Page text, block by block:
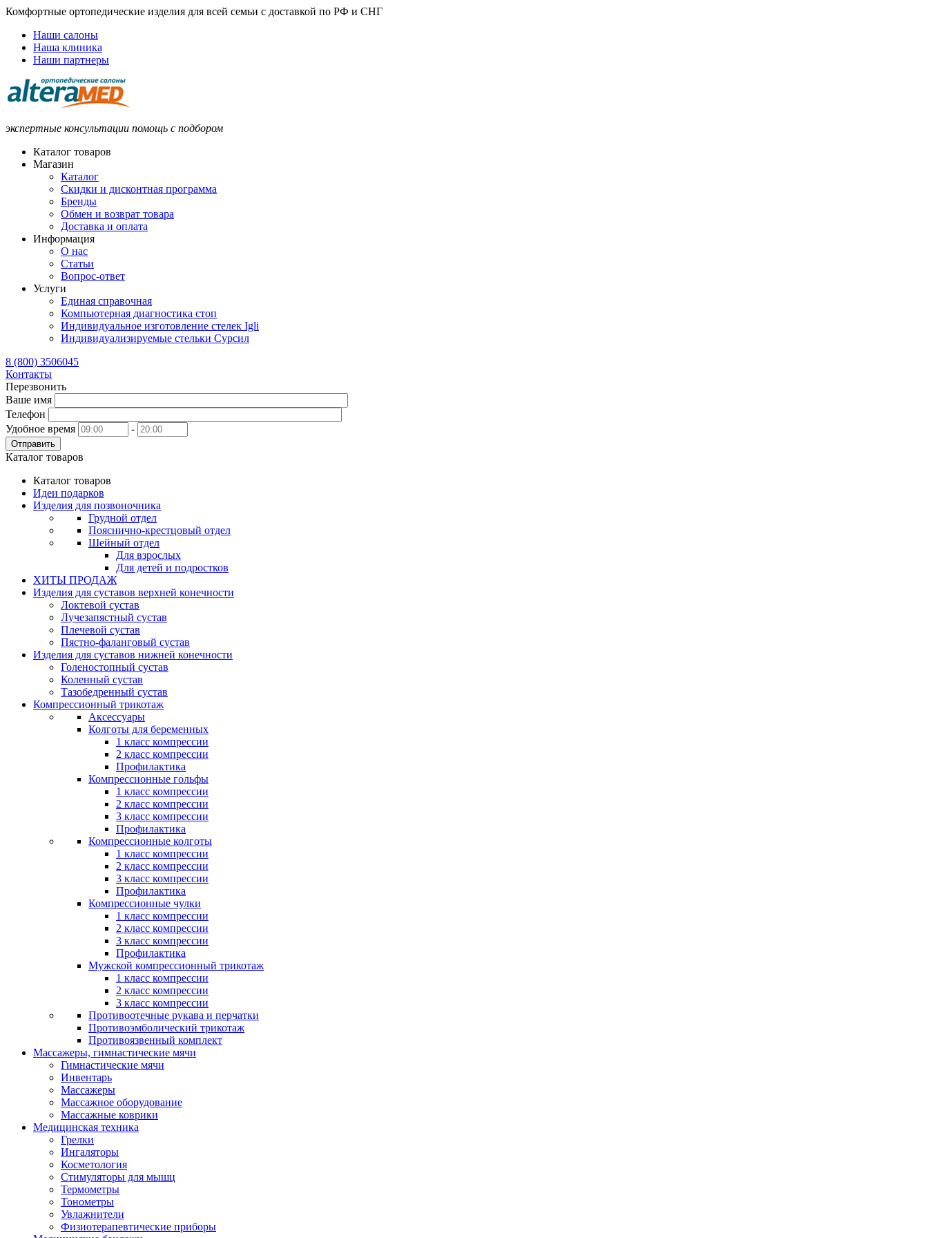
Комфортные ортопедические изделия для всей семьи с доставкой по РФ и СНГ
Наши салоны
Наша клиника
Наши партнеры
экспертные консультации помощь с подбором
Каталог товаров
Магазин
Каталог
Скидки и дисконтная программа
Бренды
Обмен и возврат товара
Доставка и оплата
Информация
О нас
Статьи
Вопрос-ответ
Услуги
Единая справочная
Компьютерная диагностика стоп
Индивидуальное изготовление стелек Igli
Индивидуализируемые стельки Сурсил
8 (800) 3506045
Контакты
Перезвонить
Ваше имя
Телефон
Удобное время
-
Отправить
Каталог товаров
Каталог товаров
Идеи подарков
Изделия для позвоночника
Грудной отдел
Пояснично-крестцовый отдел
Шейный отдел
Для взрослых
Для детей и подростков
ХИТЫ ПРОДАЖ
Изделия для суставов верхней конечности
Локтевой сустав
Лучезапястный сустав
Плечевой сустав
Пястно-фаланговый сустав
Изделия для суставов нижней конечности
Голеностопный сустав
Коленный сустав
Тазобедренный сустав
Компрессионный трикотаж
Аксессуары
Колготы для беременных
1 класс компрессии
2 класс компрессии
Профилактика
Компрессионные гольфы
1 класс компрессии
2 класс компрессии
3 класс компрессии
Профилактика
Компрессионные колготы
1 класс компрессии
2 класс компрессии
3 класс компрессии
Профилактика
Компрессионные чулки
1 класс компрессии
2 класс компрессии
3 класс компрессии
Профилактика
Мужской компрессионный трикотаж
1 класс компрессии
2 класс компрессии
3 класс компрессии
Противоотечные рукава и перчатки
Противоэмболический трикотаж
Противоязвенный комплект
Массажеры, гимнастические мячи
Гимнастические мячи
Инвентарь
Массажеры
Массажное оборудование
Массажные коврики
Медицинская техника
Грелки
Ингаляторы
Косметология
Стимуляторы для мышц
Термометры
Тонометры
Увлажнители
Физиотерапевтические приборы